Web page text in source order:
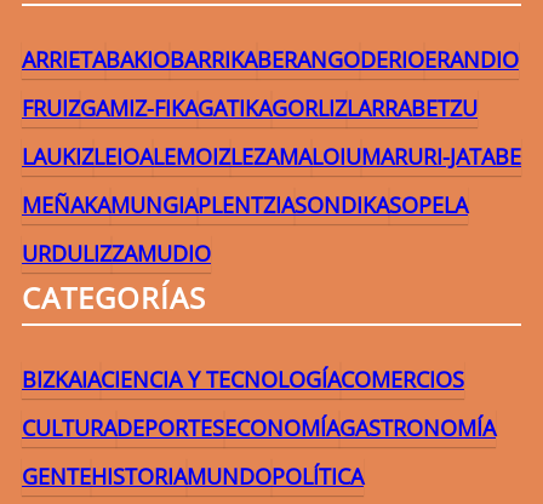
ARRIETABAKIOBARRIKABERANGODERIOERANDIO
FRUIZGAMIZ-FIKAGATIKAGORLIZLARRABETZU
LAUKIZLEIOALEMOIZLEZAMALOIUMARURI-JATABE
MEÑAKAMUNGIAPLENTZIASONDIKASOPELA
URDULIZZAMUDIO
CATEGORÍAS
BIZKAIACIENCIA Y TECNOLOGÍACOMERCIOS
CULTURADEPORTESECONOMÍAGASTRONOMÍA
GENTEHISTORIAMUNDOPOLÍTICA